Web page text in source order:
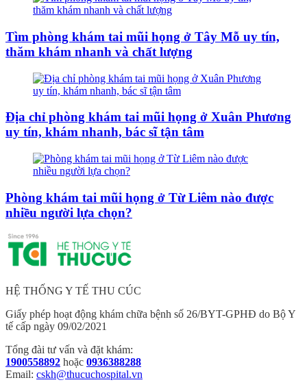
Tìm phòng khám tai mũi họng ở Tây Mỗ uy tín,
thăm khám nhanh và chất lượng
Địa chỉ phòng khám tai mũi họng ở Xuân Phương
uy tín, khám nhanh, bác sĩ tận tâm
Phòng khám tai mũi họng ở Từ Liêm nào được
nhiều người lựa chọn?
HỆ THỐNG Y TẾ THU CÚC
Giấy phép hoạt động khám chữa bệnh số 26/BYT-GPHĐ do Bộ Y
tế cấp ngày 09/02/2021
Tổng đài tư vấn và đặt khám:
1900558892 hoặc 0936388288
Email: cskh@thucuchospital.vn